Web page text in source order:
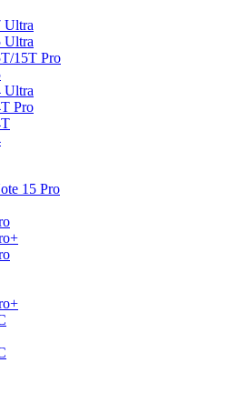
Ultra
Ultra
15T Pro
Ultra
Pro
15 Pro